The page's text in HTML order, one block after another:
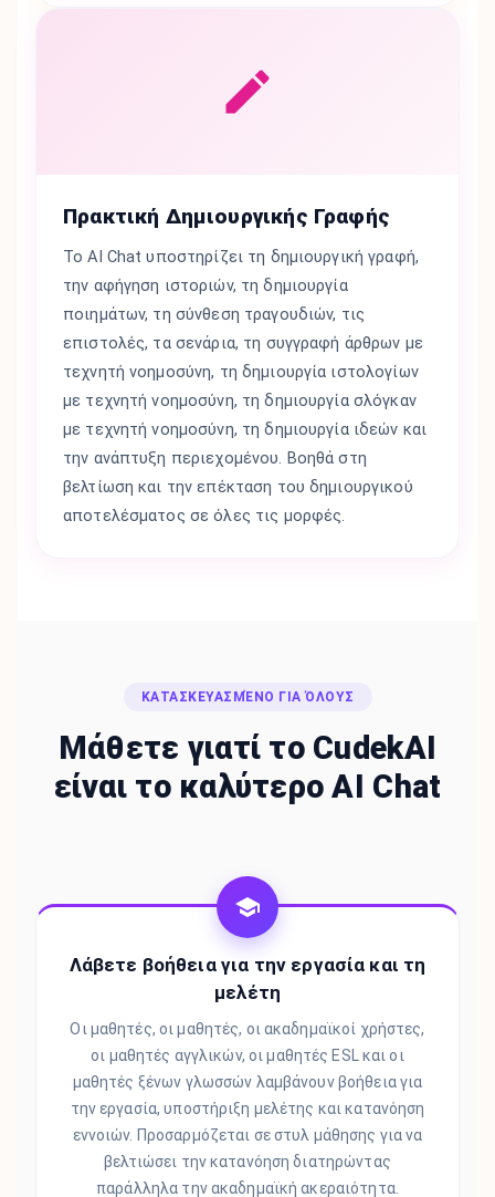
Πρακτική Δημιουργικής Γραφής
Το AI Chat υποστηρίζει τη δημιουργική γραφή,
την αφήγηση ιστοριών, τη δημιουργία
ποιημάτων, τη σύνθεση τραγουδιών, τις
επιστολές, τα σενάρια, τη συγγραφή άρθρων με
τεχνητή νοημοσύνη, τη δημιουργία ιστολογίων
με τεχνητή νοημοσύνη, τη δημιουργία σλόγκαν
με τεχνητή νοημοσύνη, τη δημιουργία ιδεών και
την ανάπτυξη περιεχομένου. Βοηθά στη
βελτίωση και την επέκταση του δημιουργικού
αποτελέσματος σε όλες τις μορφές.
ΚΑΤΑΣΚΕΥΑΣΜΈΝΟ ΓΙΑ ΌΛΟΥΣ
Μάθετε γιατί το CudekAI
είναι το καλύτερο AI Chat
Λάβετε βοήθεια για την εργασία και τη
μελέτη
Οι μαθητές, οι μαθητές, οι ακαδημαϊκοί χρήστες,
οι μαθητές αγγλικών, οι μαθητές ESL και οι
μαθητές ξένων γλωσσών λαμβάνουν βοήθεια για
την εργασία, υποστήριξη μελέτης και κατανόηση
εννοιών. Προσαρμόζεται σε στυλ μάθησης για να
βελτιώσει την κατανόηση διατηρώντας
παράλληλα την ακαδημαϊκή ακεραιότητα.